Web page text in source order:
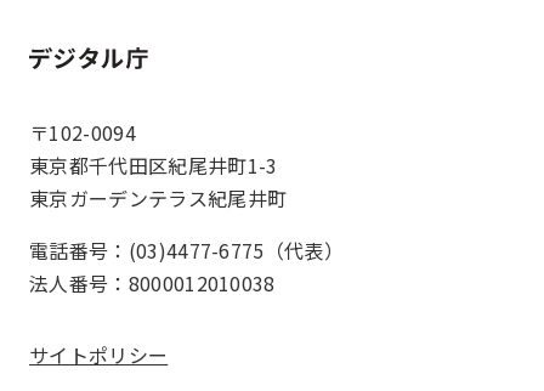
ホーム
〒102-0094
東京都千代田区紀尾井町1-3
東京ガーデンテラス紀尾井町
電話番号：(03)4477-6775（代表）
法人番号：8000012010038
サイトポリシー